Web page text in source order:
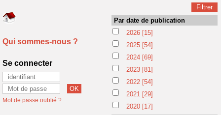
Qui sommes-nous ?
Se connecter
Mot de passe oublié ?
Par date de publication
2026 [15]
2025 [54]
2024 [69]
2023 [81]
2022 [54]
2021 [29]
2020 [17]